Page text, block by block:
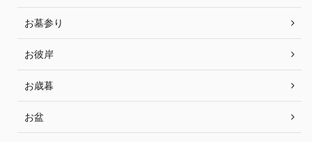
お墓参り
お彼岸
お歳暮
お盆